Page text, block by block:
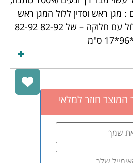
סט מצעים קומפלט ללול עשוי מבד רך ונעים 100% כותנה,
מגן ראש וסדין ללול המגן ראש
מלא לכל אורך ורוחב הלול עם חלוקה – של 82-92 82-92
חוזר למלאי
לצורך שיפור חוויית הגלישה,
תכנים ובקרה. לקריאה נוספת אנא